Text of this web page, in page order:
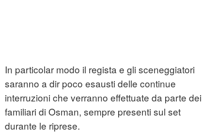
In particolar modo il regista e gli sceneggiatori
saranno a dir poco esausti delle continue
interruzioni che verranno effettuate da parte dei
familiari di Osman, sempre presenti sul set
durante le riprese.